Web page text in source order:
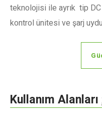
teknolojisi ile ayrık tip
kontrol ünitesi ve şarj
Kullanım Alanları